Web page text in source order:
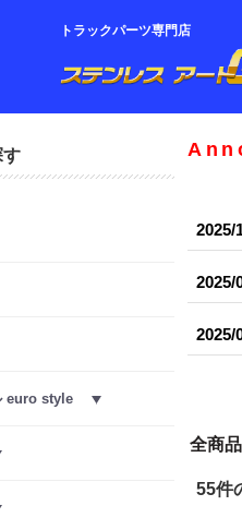
トラックパーツ専門店
す
euro style
2025/
2025/
2025/
全商品
55件